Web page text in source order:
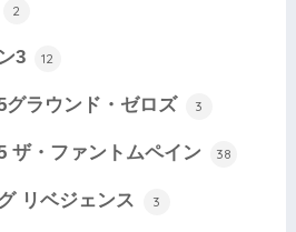
2
3 12
グラウンド・ゼロズ 3
ザ・ファントムペイン 38
リベジェンス 3